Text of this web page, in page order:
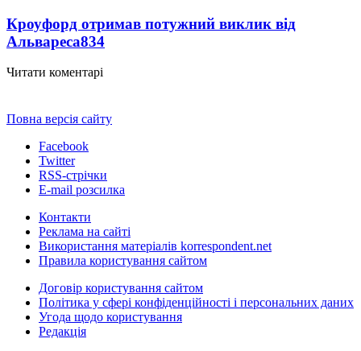
Кроуфорд отримав потужний виклик від
Альвареса834
Читати коментарі
Повна версія сайту
Facebook
Twitter
RSS-стрічки
E-mail розсилка
Контакти
Реклама на сайті
Використання матеріалів korrespondent.net
Правила користування сайтом
Договір користування сайтом
Політика у сфері конфіденційності і персональних даних
Угода щодо користування
Редакція